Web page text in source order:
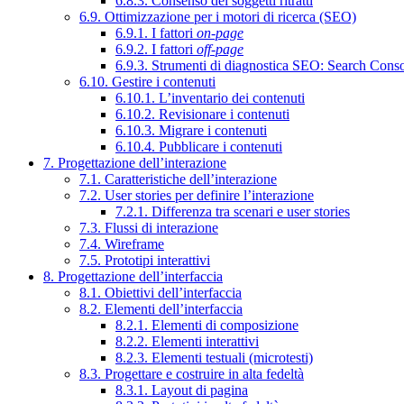
6.9. Ottimizzazione per i motori di ricerca (SEO)
6.9.1. I fattori on-page
6.9.2. I fattori off-page
6.9.3. Strumenti di diagnostica SEO: Search
6.10. Gestire i contenuti
6.10.1. L’inventario dei contenuti
6.10.2. Revisionare i contenuti
6.10.3. Migrare i contenuti
6.10.4. Pubblicare i contenuti
7. Progettazione dell’interazione
7.1. Caratteristiche dell’interazione
7.2. User stories per definire l’interazione
7.2.1. Differenza tra scenari e user stories
7.3. Flussi di interazione
7.4. Wireframe
7.5. Prototipi interattivi
8. Progettazione dell’interfaccia
8.1. Obiettivi dell’interfaccia
8.2. Elementi dell’interfaccia
8.2.1. Elementi di composizione
8.2.2. Elementi interattivi
8.2.3. Elementi testuali (microtesti)
8.3. Progettare e costruire in alta fedeltà
8.3.1. Layout di pagina